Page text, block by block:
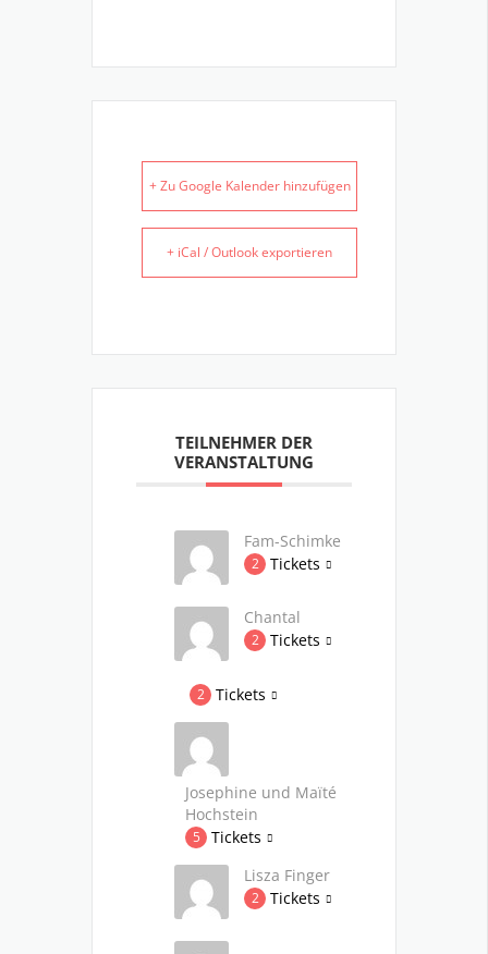
+ Zu Google Kalender hinzufügen
+ iCal / Outlook exportieren
TEILNEHMER DER
VERANSTALTUNG
Fam-Schimke
2 Tickets
Chantal
2 Tickets
2 Tickets
Josephine und Maïté
Hochstein
5
Tickets
Lisza Finger
2 Tickets